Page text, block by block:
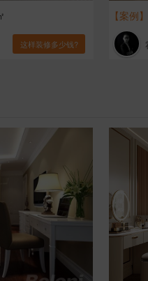
这样装修多少钱?
【案例】